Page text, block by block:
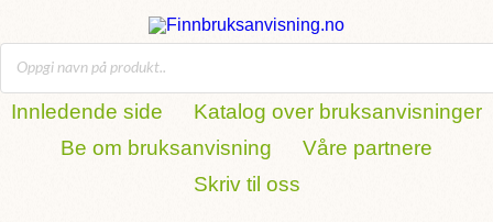
Innledende side
Katalog over bruksanvisninger
Be om bruksanvisning
Våre partnere
Skriv til oss